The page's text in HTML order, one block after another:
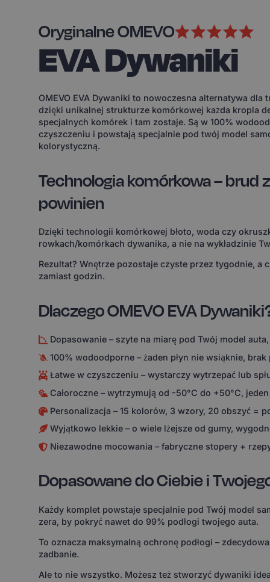
Oryginalne OMEVO
EVA Dywaniki
OMEVO EVA Dywaniki to nowoczesna alternatywa dla
dzięki unikalnej strukturze komórkowej każda kropla
specjalnych komórek i tam zostaje. Są w 100%
czyszczeniu i powstają specjalnie pod twój model
kolorystyczną.
Technologia komórkowa – brud
powinien
Dzięki technologii komórkowej błoto, woda czy
rowkach/komórkach dywanika, a nie na wykładzinie
Rezultat? Wnętrze pozostaje czyste przez tygodnie, a
zamiast godzin.
Dlaczego OMEVO EVA
Dopasowanie – szyte na miarę pod Twój model
100% wodoodporne – żaden płyn nie wsiąknie,
Łatwe w czyszczeniu – wystarczy wytrzepać lub
Całoroczne – wytrzymują od -50°C do +50°C,
Personalizacja – 15 kolorów, 3 wzory, 20 obszyć =
Wyjątkowo lekkie – o wiele lżejsze od gumy,
Niezawodne mocowania – fabryczne stopery +
Dopasowane do Ciebie i
Każdy komplet powstaje specjalnie pod Twój model
zera, by pokryć nawet do 99% podłogi twojego auta.
To oznacza maksymalną ochronę podłogi –
zadbanie.
Ale to nie wszystko. Możesz też stworzyć dywaniki